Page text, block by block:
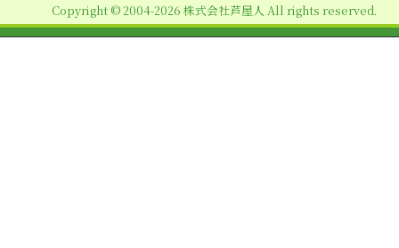
ン
Copyright © 2004-2026 株式会社芦屋人 All rights reserved.